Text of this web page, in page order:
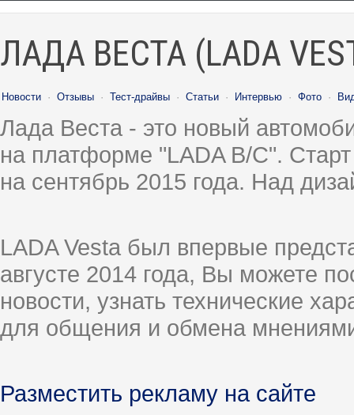
ЛАДА ВЕСТА (LADA
Новости · Отзывы · Тест-драйвы · Статьи · Интервью · Фото ·
Лада Веста - это новый
на платформе "LADA B/C".
на сентябрь 2015 года. Над
LADA Vesta был впервые
августе 2014 года, Вы можете
новости, узнать технические
для общения и обмена
Разместить рекламу на сайте